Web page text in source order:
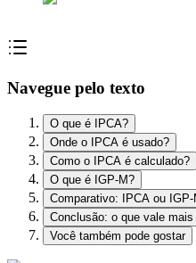
Navegue pelo texto
O que é IPCA?
Onde o IPCA é usado?
Como o IPCA é calculado?
O que é IGP-M?
Comparativo: IPCA ou IGP-
Conclusão: o que vale
Você também pode gostar